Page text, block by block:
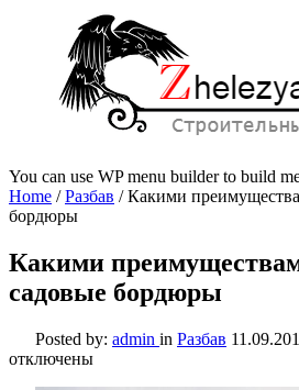
You can use WP menu builder to build
Home /Разбав /Какими
бордюры
Какими
садовые бордюры
Posted by: admin in Разбав
отключены